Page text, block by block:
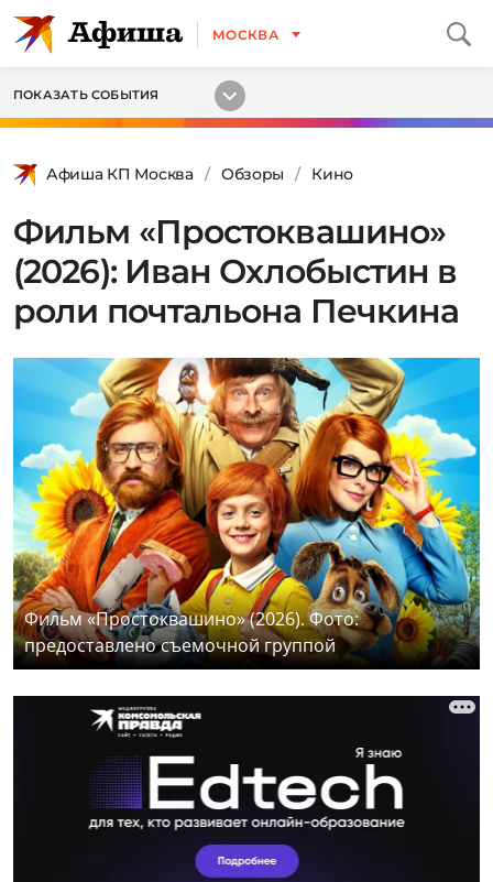
МОСКВА
ПОКАЗАТЬ СОБЫТИЯ
Афиша КП Москва Обзоры Кино
Фильм «Простоквашино»
(2026): Иван Охлобыстин в
роли почтальона Печкина
Фильм «Простоквашино» (2026). Фото:
предоставлено съемочной группой